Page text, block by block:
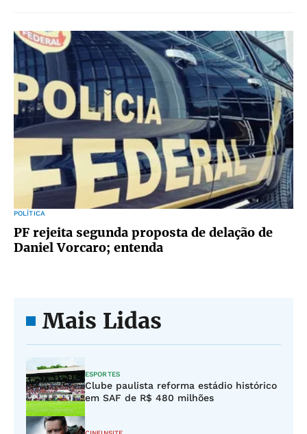
POLÍTICA
PF rejeita segunda proposta de delação de
Daniel Vorcaro; entenda
Mais Lidas
ESPORTES
Clube paulista reforma estádio histórico
em SAF de R$ 480 milhões